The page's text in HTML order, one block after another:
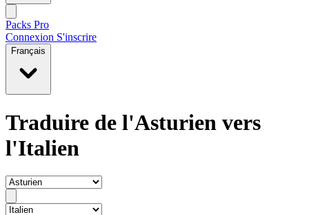
Packs Pro
Connexion S'inscrire
Français
Traduire de l'Asturien vers
l'Italien